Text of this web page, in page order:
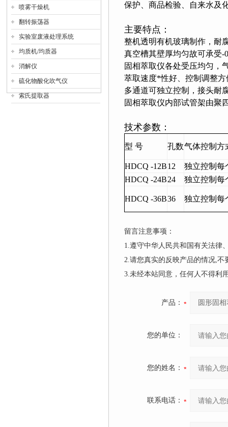
喷雾干燥机
翻转振荡器
实验室废液处理系统
均质机/均质器
消解仪
硫化物酸化吹气仪
索氏提取器
保护、商品检验、自来水及
主要特点：
整机透明有机玻璃制作，耐
真空槽其壁厚均匀故可承受-
固相萃取仪各处受压均匀，
萃取速度*性好、控制调整方
多通道可独立控制，接头耐
固相萃取仪内部试管架由聚
技术参数：
型 号 孔数气体控制方
HDCQ -12B12
独立控制每
HDCQ -24B24 独立控制每
HDCQ -36B36 独立控制每
留言注意事项：
1.遵守中华人民共和国有关法律
2.请您真实的反映产品的情况,
3.未经本站同意，任何人不得利
产品：
您的单位：
您的姓名：
联系电话：